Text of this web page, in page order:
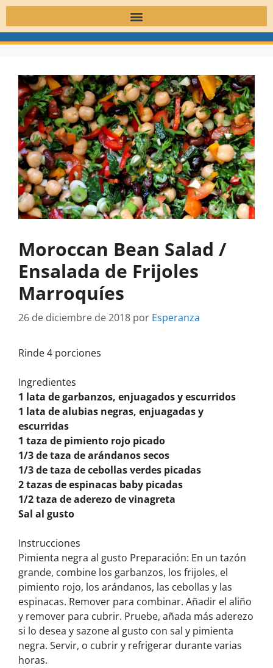
Moroccan Bean Salad /
Ensalada de Frijoles
Marroquíes
26 de diciembre de 2018 por Esperanza
Rinde 4 porciones
Ingredientes
1 lata de garbanzos, enjuagados y escurridos
1 lata de alubias negras, enjuagadas y
escurridas
1 taza de pimiento rojo picado
1/3 de taza de arándanos secos
1/3 de taza de cebollas verdes picadas
2 tazas de espinacas baby picadas
1/2 taza de aderezo de vinagreta
Sal al gusto
Instrucciones
Pimienta negra al gusto Preparación: En un tazón
grande, combine los garbanzos, los frijoles, el
pimiento rojo, los arándanos, las cebollas y las
espinacas. Remover para combinar. Añadir el aliño
y remover para cubrir. Pruebe, añada más aderezo
si lo desea y sazone al gusto con sal y pimienta
negra. Servir, o cubrir y refrigerar durante varias
horas.